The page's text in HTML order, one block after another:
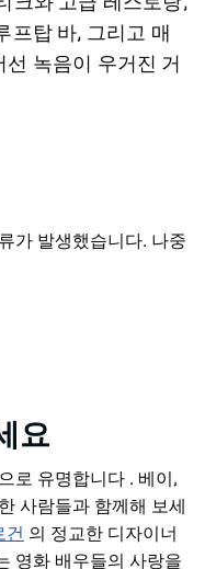
프탑 바, 그리고 매
녹음이 우거진 거
가 발생했습니다. 나중
요
으로 유명합니다 . 베이,
사람들과 함께해 보세
건 의 정교한 디자이너
영화 배우들의 사랑을